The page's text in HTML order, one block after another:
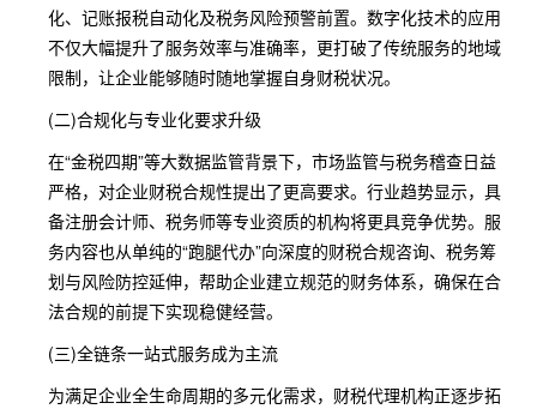
化、记账报税自动化及税务风险预警前置。数字化技术的应用
不仅大幅提升了服务效率与准确率，更打破了传统服务的地域
限制，让企业能够随时随地掌握自身财税状况。
(二)合规化与专业化要求升级
在“金税四期”等大数据监管背景下，市场监管与税务稽查日益
严格，对企业财税合规性提出了更高要求。行业趋势显示，具
备注册会计师、税务师等专业资质的机构将更具竞争优势。服
务内容也从单纯的“跑腿代办”向深度的财税合规咨询、税务筹
划与风险防控延伸，帮助企业建立规范的财务体系，确保在合
法合规的前提下实现稳健经营。
(三)全链条一站式服务成为主流
为满足企业全生命周期的多元化需求，财税代理机构正逐步拓